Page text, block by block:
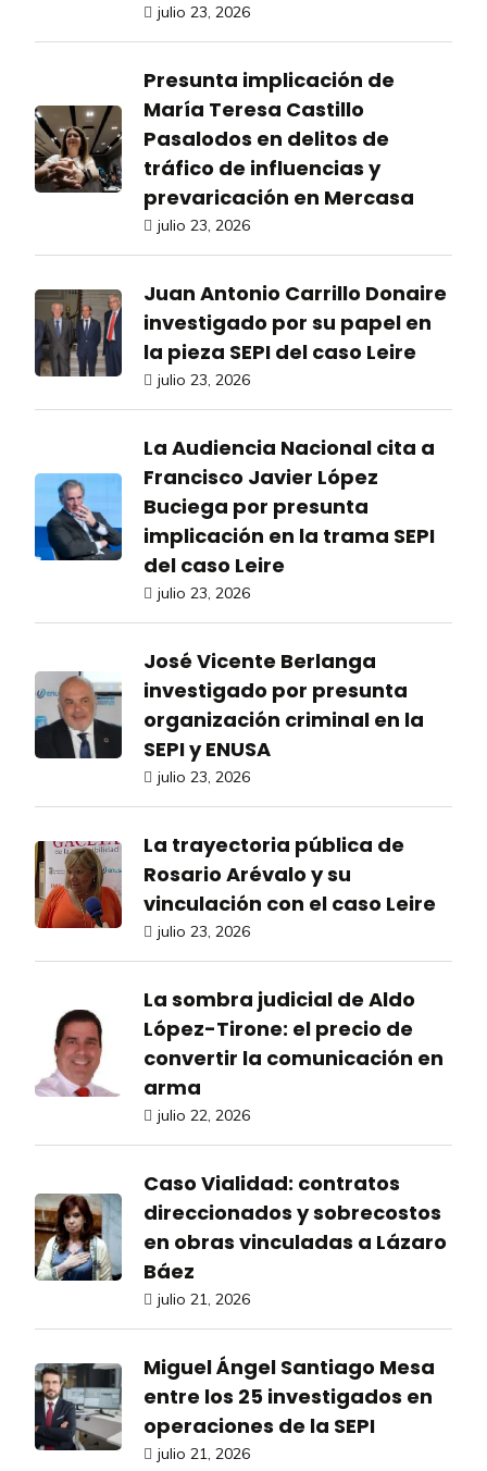
julio 23, 2026
Presunta implicación de
María Teresa Castillo
Pasalodos en delitos de
tráfico de influencias y
prevaricación en Mercasa
julio 23, 2026
Juan Antonio Carrillo Donaire
investigado por su papel en
la pieza SEPI del caso Leire
julio 23, 2026
La Audiencia Nacional cita a
Francisco Javier López
Buciega por presunta
implicación en la trama SEPI
del caso Leire
julio 23, 2026
José Vicente Berlanga
investigado por presunta
organización criminal en la
SEPI y ENUSA
julio 23, 2026
La trayectoria pública de
Rosario Arévalo y su
vinculación con el caso Leire
julio 23, 2026
La sombra judicial de Aldo
López-Tirone: el precio de
convertir la comunicación en
arma
julio 22, 2026
Caso Vialidad: contratos
direccionados y sobrecostos
en obras vinculadas a Lázaro
Báez
julio 21, 2026
Miguel Ángel Santiago Mesa
entre los 25 investigados en
operaciones de la SEPI
julio 21, 2026